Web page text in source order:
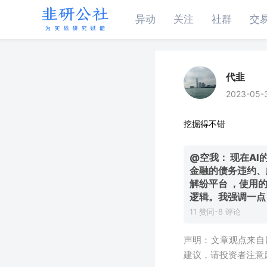
异动 关注 社群 交
代韭
2023-05-
挖掘得不错
@空我： 现在AI
金融的债务违约
解纷平台 ，使用
逻辑。我强调一
11 赞同-8 评论
声明：文章观点来
建议，请投资者注